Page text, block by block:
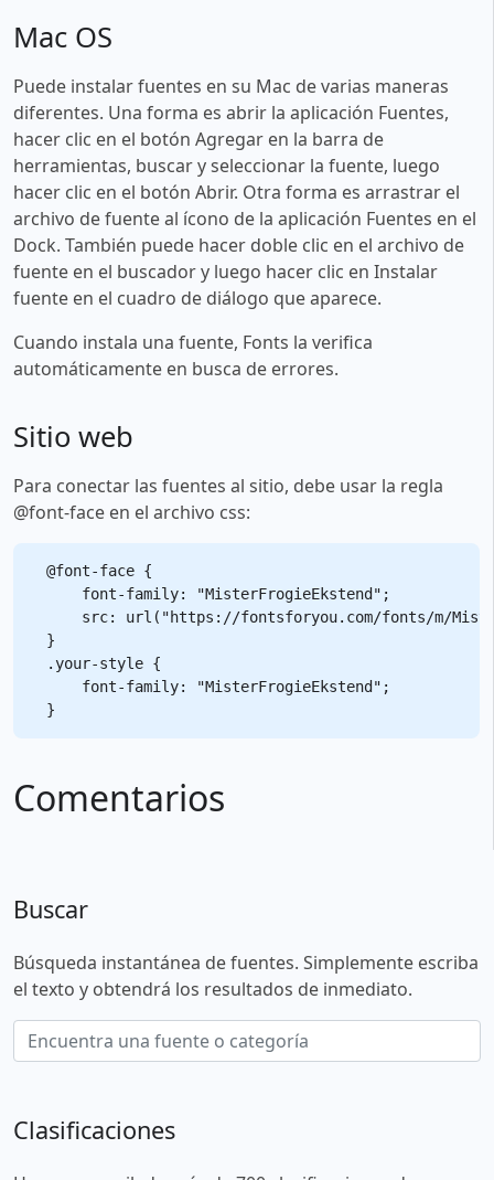
Mac OS
Puede instalar fuentes en su Mac de varias maneras
diferentes. Una forma es abrir la aplicación Fuentes,
hacer clic en el botón Agregar en la barra de
herramientas, buscar y seleccionar la fuente, luego
hacer clic en el botón Abrir. Otra forma es arrastrar el
archivo de fuente al ícono de la aplicación Fuentes en el
Dock. También puede hacer doble clic en el archivo de
fuente en el buscador y luego hacer clic en Instalar
fuente en el cuadro de diálogo que aparece.
Cuando instala una fuente, Fonts la verifica
automáticamente en busca de errores.
Sitio web
Para conectar las fuentes al sitio, debe usar la regla
@font-face en el archivo css:
@font-face {
    font-family: "MisterFrogieEkstend";
src: url("https://fontsforyou.com/fonts/m/
}
.your-style {
    font-family: "MisterFrogieEkstend";
Comentarios
Buscar
Búsqueda instantánea de fuentes. Simplemente escriba
el texto y obtendrá los resultados de inmediato.
Clasificaciones